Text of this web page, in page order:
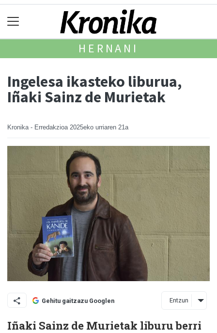
HERNANI
Ingelesa ikasteko liburua,
Iñaki Sainz de Murietak
Kronika - Erredakzioa 2025eko urriaren 21a
Gehitu gaitzazu Googlen Entzun
Iñaki Sainz de Murietak liburu berri